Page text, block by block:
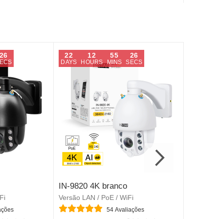
25
IN-9820 4K branco
22
DAYS
12
HOURS
55
MINS
25
SECS
Versão LAN / PoE / WiFi
Classificação:
54Avaliações